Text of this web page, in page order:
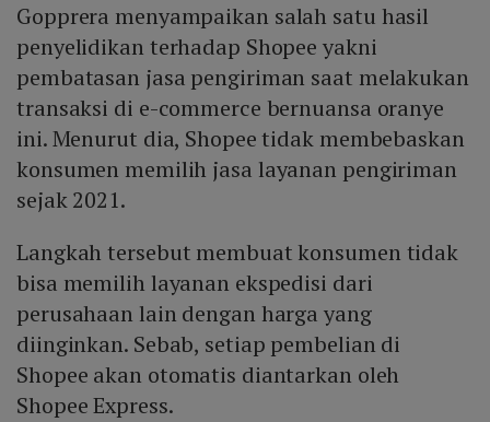
Gopprera menyampaikan salah satu hasil
penyelidikan terhadap Shopee yakni
pembatasan jasa pengiriman saat melakukan
transaksi di e-commerce bernuansa oranye
ini. Menurut dia, Shopee tidak membebaskan
konsumen memilih jasa layanan pengiriman
sejak 2021.
Langkah tersebut membuat konsumen tidak
bisa memilih layanan ekspedisi dari
perusahaan lain dengan harga yang
diinginkan. Sebab, setiap pembelian di
Shopee akan otomatis diantarkan oleh
Shopee Express.